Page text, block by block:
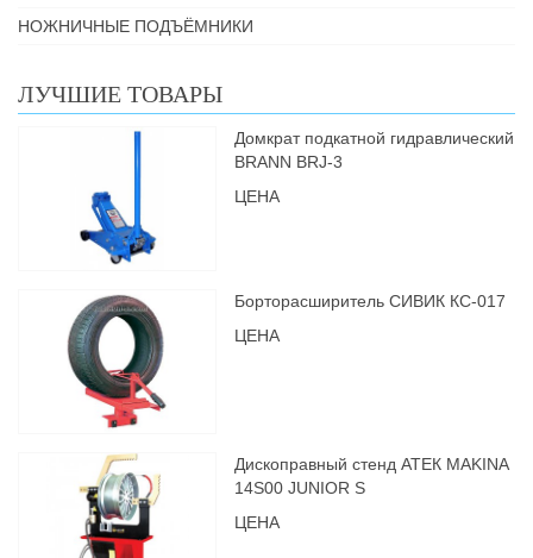
НОЖНИЧНЫЕ ПОДЪЁМНИКИ
ЛУЧШИЕ ТОВАРЫ
Домкрат подкатной гидравлический
BRANN BRJ-3
ЦЕНА
Борторасширитель СИВИК КС-017
ЦЕНА
Дископравный стенд АТЕК MAKINA
14S00 JUNIOR S
ЦЕНА